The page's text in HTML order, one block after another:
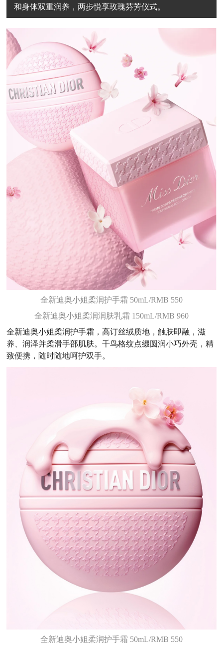
和身体双重润养，两步悦享玫瑰芬芳仪式。
全新迪奥小姐柔润护手霜 50mL/RMB 550
全新迪奥小姐柔润润肤乳霜 150mL/RMB 960
全新迪奥小姐柔润护手霜，高订丝绒质地，触肤即融，滋
养、润泽并柔滑手部肌肤。千鸟格纹点缀圆润小巧外壳，精
致便携，随时随地呵护双手。
全新迪奥小姐柔润护手霜 50mL/RMB 550